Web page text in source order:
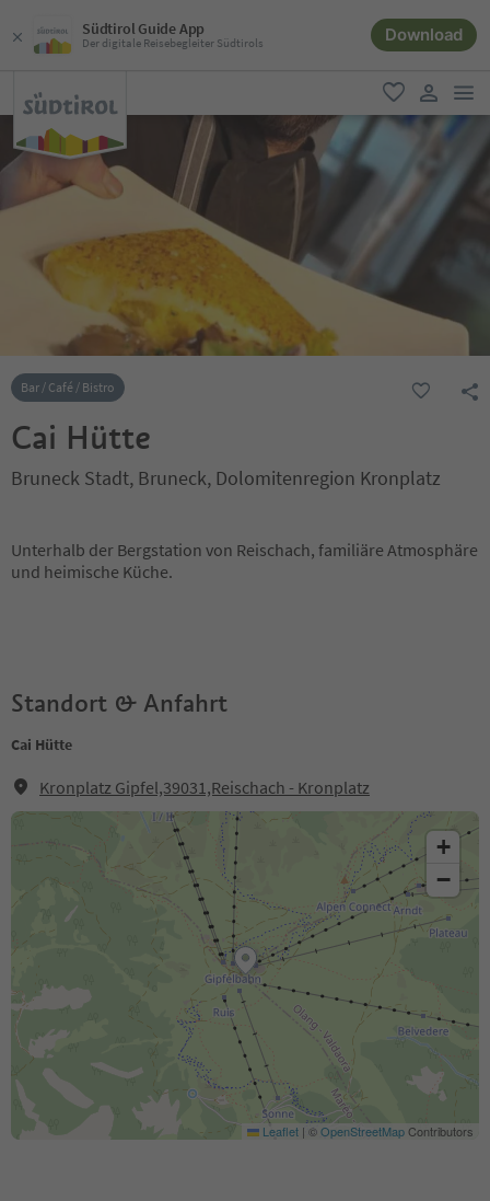
Südtirol Guide App
Der digitale Reisebegleiter Südtirols Download
favorit
user link
Bar / Café / Bistro
Cai Hütte
Bruneck Stadt, Bruneck, Dolomitenregion Kronplatz
Unterhalb der Bergstation von Reischach, familiäre Atmosphäre
und heimische Küche.
Standort & Anfahrt
Cai Hütte
Kronplatz Gipfel,39031,Reischach - Kronplatz
+
−
Leaflet | ©OpenStreetMapContributors